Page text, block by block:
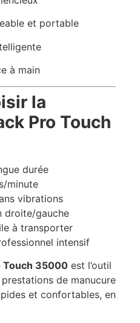
et portable
à main
la
Pro Touch
durée
minute
vibrations
droite/gauche
à transporter
intensif
Touch 35000 est l’outil
de manucure
et confortables, en